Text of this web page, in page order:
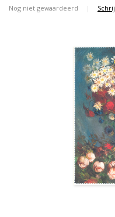
Nog niet gewaardeerd |